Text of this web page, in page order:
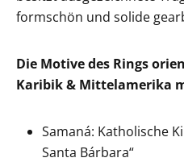
formschön und solide
Die Motive des Rings
Karibik & Mittelamerika
Samaná: Katholische
Santa Bárbara“